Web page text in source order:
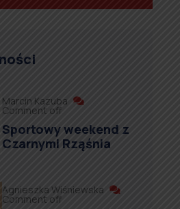
Marcin Kazuba
Comment off
Sportowy weekend z
Czarnymi Rząśnia
Agnieszka Wiśniewska
Comment off